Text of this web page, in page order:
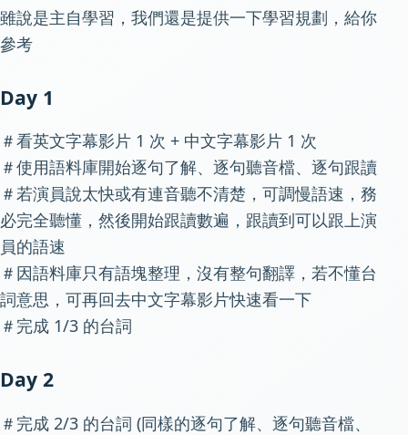
雖說是主自學習，我們還是提供一下學習規劃，給你
參考
Day 1
＃看英文字幕影片 1 次 + 中文字幕影片 1 次
＃使用語料庫開始逐句了解、逐句聽音檔、逐句跟讀
＃若演員說太快或有連音聽不清楚，可調慢語速，務
必完全聽懂，然後開始跟讀數遍，跟讀到可以跟上演
員的語速
＃因語料庫只有語塊整理，沒有整句翻譯，若不懂台
詞意思，可再回去中文字幕影片快速看一下
＃完成 1/3 的台詞
Day 2
＃完成 2/3 的台詞 (同樣的逐句了解、逐句聽音檔、